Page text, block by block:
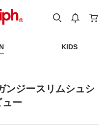
KIDS
ンジースリムシュシ
ー